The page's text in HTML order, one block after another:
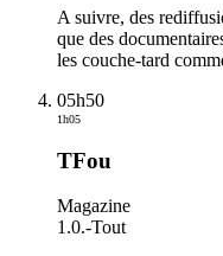
A suivre, des
que des
les couche-tard
05h50
1h05
TFou
Magazine
1.0.-Tout